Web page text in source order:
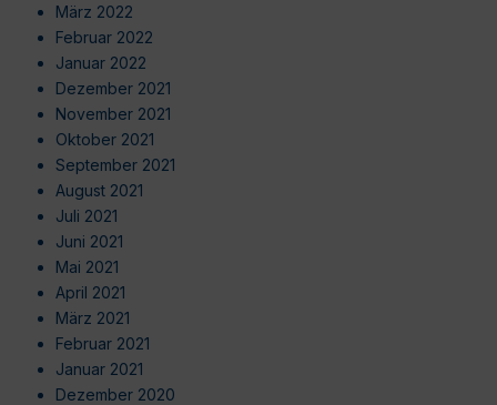
März 2022
Februar 2022
Januar 2022
Dezember 2021
November 2021
Oktober 2021
September 2021
August 2021
Juli 2021
Juni 2021
Mai 2021
April 2021
März 2021
Februar 2021
Januar 2021
Dezember 2020